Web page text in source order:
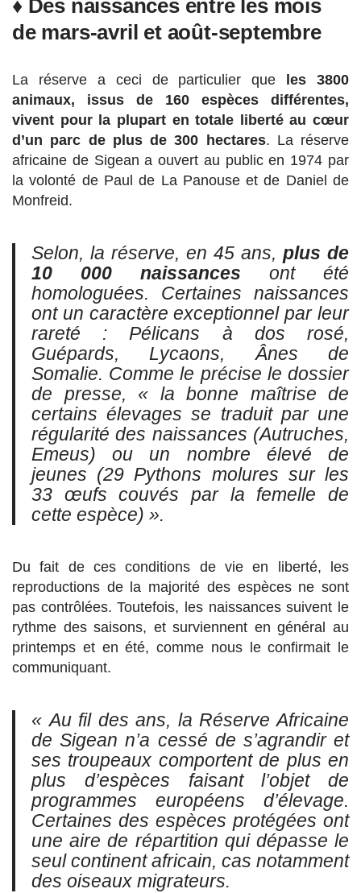
♦ Des naissances entre les mois
de mars-avril et août-septembre
La réserve a ceci de particulier que
les 3800
animaux, issus de 160 espèces différentes,
vivent pour la plupart en totale liberté au cœur
d’un parc de plus de 300 hectares. La réserve
africaine de Sigean a ouvert au public en 1974 par
la volonté de Paul de La Panouse et de Daniel de
Monfreid.
Selon, la réserve, en 45 ans, plus de
10 000 naissances ont été
homologuées. Certaines naissances
ont un caractère exceptionnel par leur
rareté : Pélicans à dos rosé,
Guépards, Lycaons, Ânes de
Somalie. Comme le précise le dossier
de presse, « la bonne maîtrise de
certains élevages se traduit par une
régularité des naissances (Autruches,
Emeus) ou un nombre élevé de
jeunes (29 Pythons molures sur les
33 œufs couvés par la femelle de
cette espèce) ».
Du fait de ces conditions de vie en liberté, les
reproductions de la majorité des espèces ne sont
pas contrôlées. Toutefois, les naissances suivent le
rythme des saisons, et surviennent en général au
printemps et en été, comme nous le confirmait le
communiquant.
« Au fil des ans, la Réserve Africaine
de Sigean n’a cessé de s’agrandir et
ses troupeaux comportent de plus en
plus d’espèces faisant l’objet de
programmes européens d’élevage.
Certaines des espèces protégées ont
une aire de répartition qui dépasse le
seul continent africain, cas notamment
des oiseaux migrateurs.